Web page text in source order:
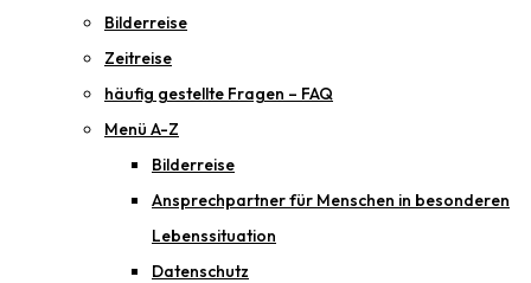
Bilderreise
Zeitreise
häufig gestellte Fragen – FAQ
Menü A-Z
Bilderreise
Ansprechpartner für Menschen in besonderen
Lebenssituation
Datenschutz